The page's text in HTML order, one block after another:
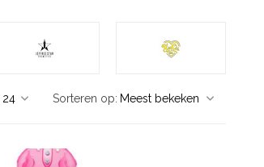
Sorteren op: